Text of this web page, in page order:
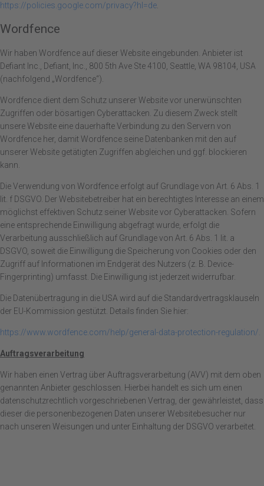
https://policies.google.com/privacy?hl=de.
Wordfence
Wir haben Wordfence auf dieser Website eingebunden. Anbieter ist
Defiant Inc., Defiant, Inc., 800 5th Ave Ste 4100, Seattle, WA 98104, USA
(nachfolgend „Wordfence“).
Wordfence dient dem Schutz unserer Website vor unerwünschten
Zugriffen oder bösartigen Cyberattacken. Zu diesem Zweck stellt
unsere Website eine dauerhafte Verbindung zu den Servern von
Wordfence her, damit Wordfence seine Datenbanken mit den auf
unserer Website getätigten Zugriffen abgleichen und ggf. blockieren
kann.
Die Verwendung von Wordfence erfolgt auf Grundlage von Art. 6 Abs. 1
lit. f DSGVO. Der Websitebetreiber hat ein berechtigtes Interesse an einem
möglichst effektiven Schutz seiner Website vor Cyberattacken. Sofern
eine entsprechende Einwilligung abgefragt wurde, erfolgt die
Verarbeitung ausschließlich auf Grundlage von Art. 6 Abs. 1 lit. a
DSGVO, soweit die Einwilligung die Speicherung von Cookies oder den
Zugriff auf Informationen im Endgerät des Nutzers (z. B. Device-
Fingerprinting) umfasst. Die Einwilligung ist jederzeit widerrufbar.
Die Datenübertragung in die USA wird auf die Standardvertragsklauseln
der EU-Kommission gestützt. Details finden Sie hier:
https://www.wordfence.com/help/general-data-protection-regulation/.
Auftragsverarbeitung
Wir haben einen Vertrag über Auftragsverarbeitung (AVV) mit dem oben
genannten Anbieter geschlossen. Hierbei handelt es sich um einen
datenschutzrechtlich vorgeschriebenen Vertrag, der gewährleistet, dass
dieser die personenbezogenen Daten unserer Websitebesucher nur
nach unseren Weisungen und unter Einhaltung der DSGVO verarbeitet.